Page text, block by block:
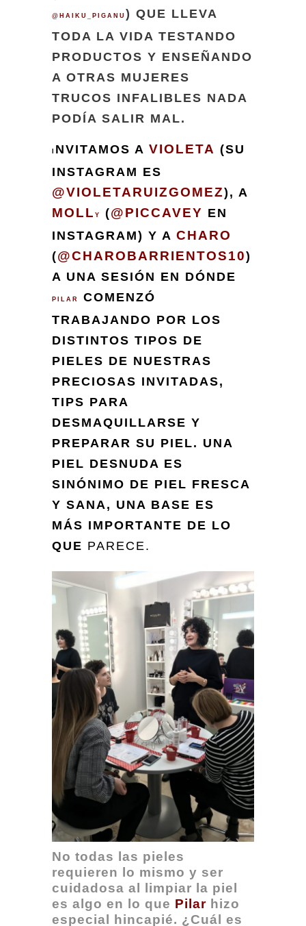
@HAIKU_PIGANU ) QUE LLEVA
TODA LA VIDA TESTANDO
PRODUCTOS Y ENSEÑANDO
A OTRAS MUJERES
TRUCOS INFALIBLES NADA
PODÍA SALIR MAL.
NVITAMOS A VIOLETA (SU
INSTAGRAM ES
@VIOLETARUIZGOMEZ), A
MOLL Y (@PICCAVEY EN
INSTAGRAM) Y A CHARO
(@CHAROBARRIENTOS10)
A UNA SESIÓN EN DÓNDE
PILAR
COMENZÓ
TRABAJANDO POR LOS
DISTINTOS TIPOS DE
PIELES DE NUESTRAS
PRECIOSAS INVITADAS,
TIPS PARA
DESMAQUILLARSE Y
PREPARAR SU PIEL. UNA
PIEL DESNUDA ES
SINÓNIMO DE PIEL FRESCA
Y SANA, UNA BASE ES
MÁS IMPORTANTE DE LO
QUE PARECE.
No todas las pieles
requieren lo mismo y ser
cuidadosa al limpiar la piel
es algo en lo que Pilar hizo
especial hincapié. ¿Cuál es